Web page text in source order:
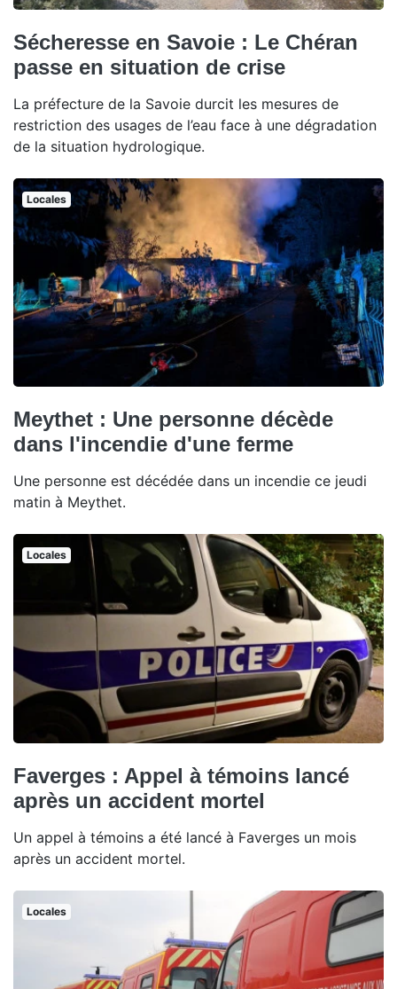
Sécheresse en Savoie : Le Chéran
passe en situation de crise
La préfecture de la Savoie durcit les mesures de
restriction des usages de l’eau face à une dégradation
de la situation hydrologique.
Locales
Meythet : Une personne décède
dans l'incendie d'une ferme
Une personne est décédée dans un incendie ce jeudi
matin à Meythet.
Locales
Faverges : Appel à témoins lancé
après un accident mortel
Un appel à témoins a été lancé à Faverges un mois
après un accident mortel.
Locales